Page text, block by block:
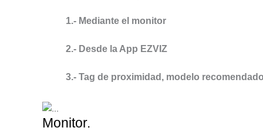
1.- Mediante el monitor
2.- Desde la App EZVIZ
3.- Tag de proximidad, modelo recomendado
Monitor.